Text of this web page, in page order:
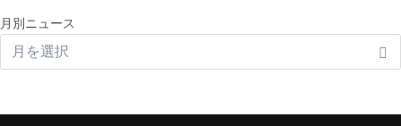
月別ニュース